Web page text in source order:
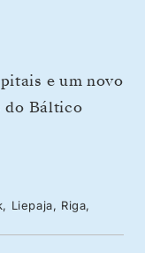
e um novo
do Báltico
ataques
a
a
de Gdansk, os
Liepaja, Riga,